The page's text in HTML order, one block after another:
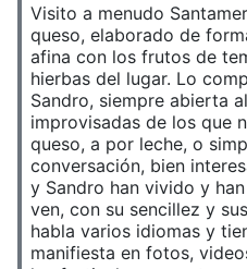
Visito a menudo
queso, elaborado de
afina con los frutos de
hierbas del lugar. Lo
Sandro, siempre abierta
improvisadas de los que
queso, a por leche, o
conversación, bien
y Sandro han vivido y
ven, con su sencillez y
habla varios idiomas y
manifiesta en fotos,